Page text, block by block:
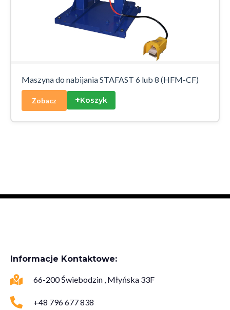
Maszyna do nabijania STAFAST 6 lub 8 (HFM-CF)
Zobacz +Koszyk
Informacje Kontaktowe:
66-200 Świebodzin , Młyńska 33F
+48 796 677 838